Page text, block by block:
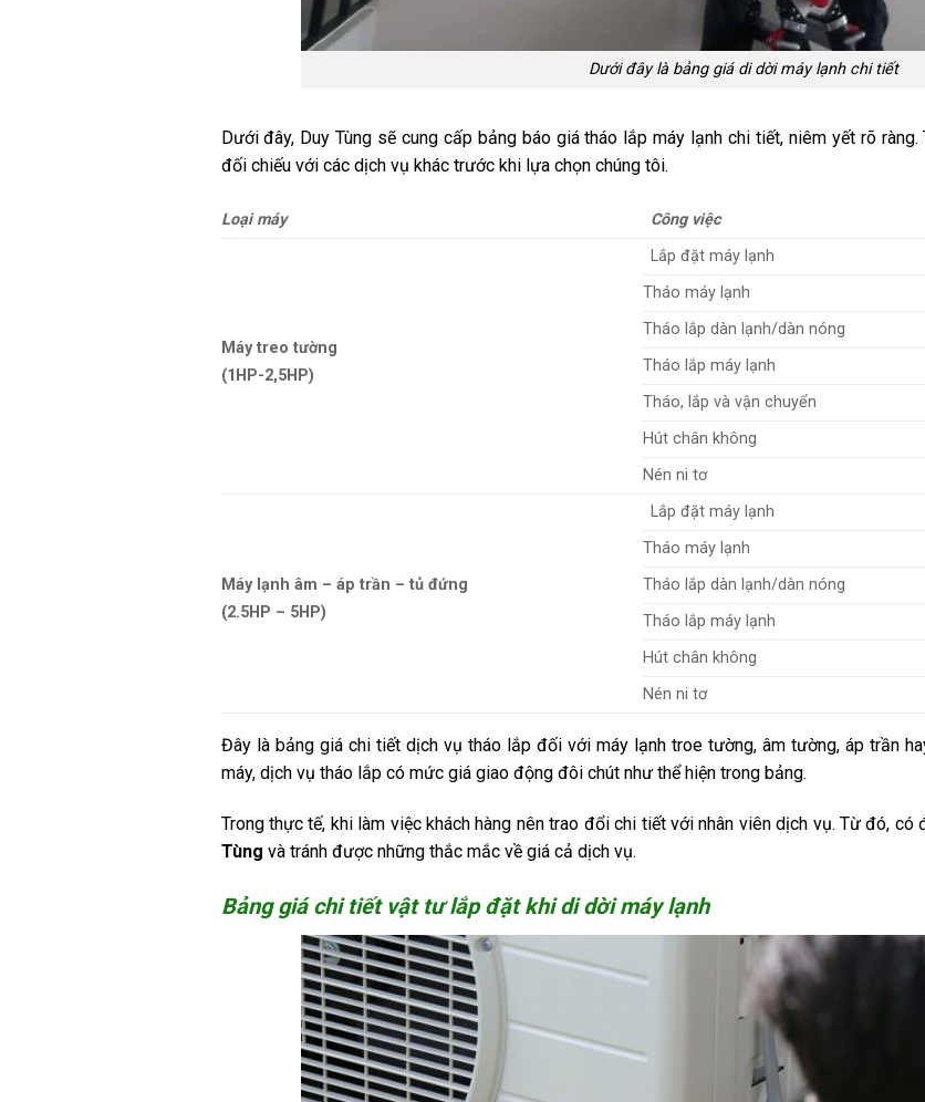
Dưới đây là bảng giá di dời máy lạnh chi tiết
Dưới đây, Duy Tùng sẽ cung cấp bảng báo giá tháo lắp máy lạnh chi tiết, niêm yết rõ
đối chiếu với các dịch vụ khác trước khi lựa chọn chúng tôi.
Loại máy Công việc
Máy treo tường
(1HP-2,5HP)
Lắp đặt máy lạnh
Tháo máy lạnh
Tháo lắp dàn lạnh/dàn nóng
Tháo lắp máy lạnh
Tháo, lắp và vận chuyển
Hút chân không
Nén ni tơ
Máy lạnh âm – áp trần – tủ đứng
(2.5HP – 5HP)
Lắp đặt máy lạnh
Tháo máy lạnh
Tháo lắp dàn lạnh/dàn nóng
Tháo lắp máy lạnh
Hút chân không
Nén ni tơ
Đây là bảng giá chi tiết dịch vụ tháo lắp đối với máy lạnh troe tường, âm tường, áp trần
máy, dịch vụ tháo lắp có mức giá giao động đôi chút như thể hiện trong bảng.
Trong thực tế, khi làm việc khách hàng nên trao đổi chi tiết với nhân viên dịch vụ. Từ đó,
Tùng và tránh được những thắc mắc về giá cả dịch vụ.
Bảng giá chi tiết vật tư lắp đặt khi di dời máy lạnh